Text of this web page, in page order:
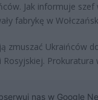
Jak informuje szef
fabrykę w
zmuszać Ukraińców
Rosyjskiej.
nas w Google